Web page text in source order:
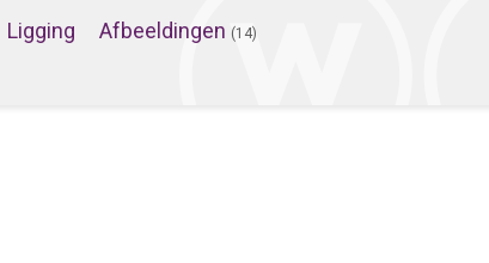
Ligging Afbeeldingen (14)